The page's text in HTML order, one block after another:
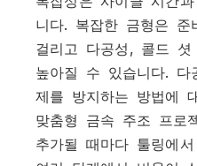
니다. 복잡한 금형은
걸리고 다공성, 콜드
높아질 수 있습니다.
제를 방지하는 방법에
맞춤형 금속 주조 프로
추가될 때마다 툴링에